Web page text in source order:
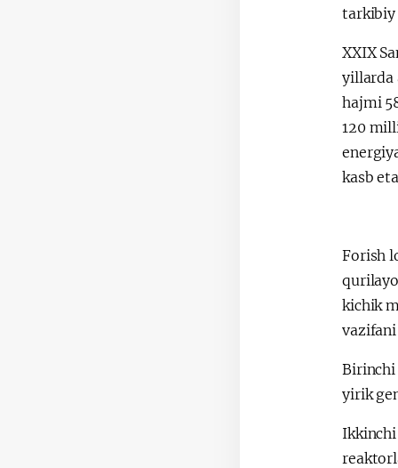
tarkibiy
XXIX
yillarda
hajmi
120
kasb
Forish
kichik
yirik